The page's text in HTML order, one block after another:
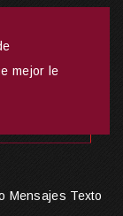
mejor le
Mensajes Texto